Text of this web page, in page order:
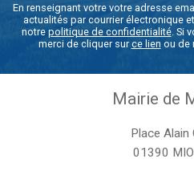
En renseignant votre votre adresse
actualités par courrier électronique
notre politique de confidentialité. Si
merci de cliquer surce lien ou de
Mairie de
Place Alain
01390